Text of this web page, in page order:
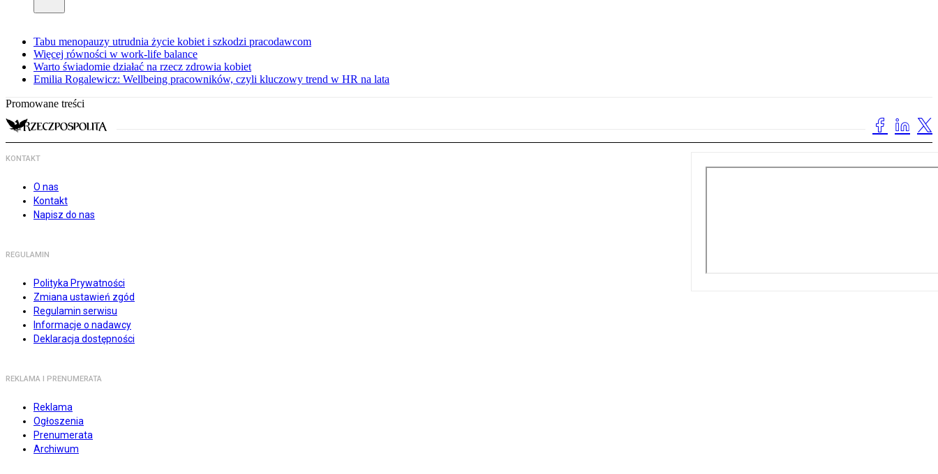
Tabu menopauzy utrudnia życie kobiet i szkodzi pracodawcom
Więcej równości w work-life balance
Warto świadomie działać na rzecz zdrowia kobiet
Emilia Rogalewicz: Wellbeing pracowników, czyli kluczowy trend w HR na lata
Promowane treści
KONTAKT
O nas
Kontakt
Napisz do nas
REGULAMIN
Polityka Prywatności
Zmiana ustawień zgód
Regulamin serwisu
Informacje o nadawcy
Deklaracja dostępności
REKLAMA I PRENUMERATA
Reklama
Ogłoszenia
Prenumerata
Archiwum